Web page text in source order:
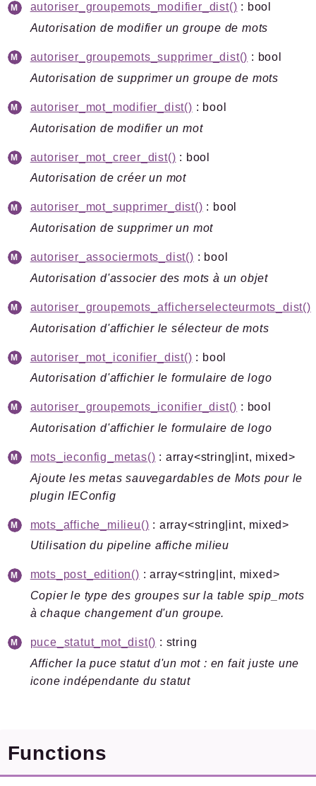
autoriser_groupemots_modifier_dist() : bool
Autorisation de modifier un groupe de mots
autoriser_groupemots_supprimer_dist() : bool
Autorisation de supprimer un groupe de mots
autoriser_mot_modifier_dist() : bool
Autorisation de modifier un mot
autoriser_mot_creer_dist() : bool
Autorisation de créer un mot
autoriser_mot_supprimer_dist() : bool
Autorisation de supprimer un mot
autoriser_associermots_dist() : bool
Autorisation d'associer des mots à un objet
autoriser_groupemots_afficherselecteurmots_dist()
Autorisation d'affichier le sélecteur de mots
autoriser_mot_iconifier_dist() : bool
Autorisation d'affichier le formulaire de logo
autoriser_groupemots_iconifier_dist() : bool
Autorisation d'affichier le formulaire de logo
mots_ieconfig_metas() : array<string|int, mixed>
Ajoute les metas sauvegardables de Mots pour le
plugin IEConfig
mots_affiche_milieu() : array<string|int, mixed>
Utilisation du pipeline affiche milieu
mots_post_edition() : array<string|int, mixed>
Copier le type des groupes sur la table spip_mots
à chaque changement d'un groupe.
puce_statut_mot_dist() : string
Afficher la puce statut d'un mot : en fait juste une
icone indépendante du statut
Functions